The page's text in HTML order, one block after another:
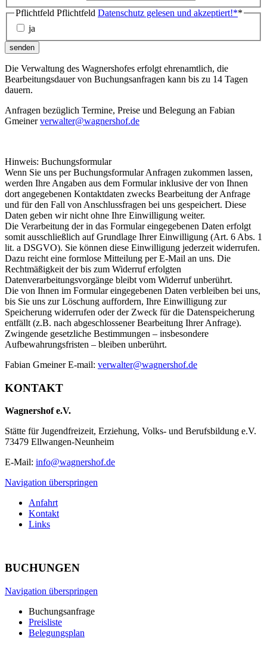
Pflichtfeld Pflichtfeld Datenschutz gelesen und akzeptiert!**
ja
senden
Die Verwaltung des Wagnershofes erfolgt ehrenamtlich, die
Bearbeitungsdauer von Buchungsanfragen kann bis zu 14 Tagen
dauern.
Anfragen bezüglich Termine, Preise und Belegung an Fabian
Gmeinerverwalter@wagnershof.de
Hinweis: Buchungsformular
Wenn Sie uns per Buchungsformular Anfragen zukommen lassen,
werden Ihre Angaben aus dem Formular inklusive der von Ihnen
dort angegebenen Kontaktdaten zwecks Bearbeitung der Anfrage
und für den Fall von Anschlussfragen bei uns gespeichert. Diese
Daten geben wir nicht ohne Ihre Einwilligung weiter.
Die Verarbeitung der in das Formular eingegebenen Daten erfolgt
somit ausschließlich auf Grundlage Ihrer Einwilligung (Art. 6 Abs. 1
lit. a DSGVO). Sie können diese Einwilligung jederzeit widerrufen.
Dazu reicht eine formlose Mitteilung per E-Mail an uns. Die
Rechtmäßigkeit der bis zum Widerruf erfolgten
Datenverarbeitungsvorgänge bleibt vom Widerruf unberührt.
Die von Ihnen im Formular eingegebenen Daten verbleiben bei uns,
bis Sie uns zur Löschung auffordern, Ihre Einwilligung zur
Speicherung widerrufen oder der Zweck für die Datenspeicherung
entfällt (z.B. nach abgeschlossener Bearbeitung Ihrer Anfrage).
Zwingende gesetzliche Bestimmungen – insbesondere
Aufbewahrungsfristen – bleiben unberührt.
Fabian Gmeiner E-mail: verwalter@wagnershof.de
KONTAKT
Wagnershof e.V.
Stätte für Jugendfreizeit, Erziehung, Volks- und Berufsbildung e.V.
73479 Ellwangen-Neunheim
E-Mail: info@wagnershof.de
Navigation überspringen
Anfahrt
Kontakt
Links
BUCHUNGEN
Navigation überspringen
Buchungsanfrage
Preisliste
Belegungsplan